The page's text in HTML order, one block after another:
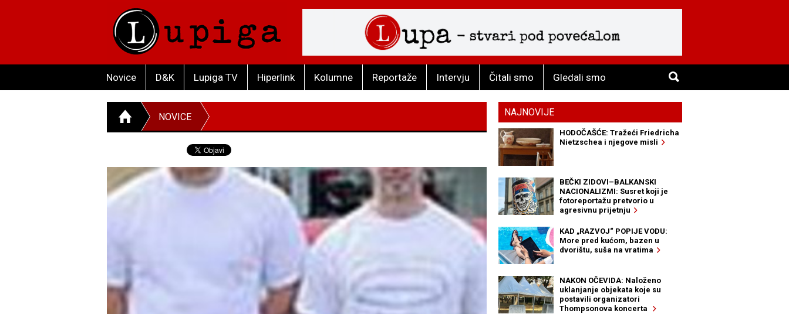
Novice D&K Lupiga TV Hiperlink Kolumne Reportaže Intervju Čitali smo Gledali smo
NOVICE NAJNOVIJE
HODOČAŠĆE: Tražeći Friedricha
Nietzschea i njegove misli
BEČKI ZIDOVI–BALKANSKI
NACIONALIZMI: Susret koji je
fotoreportažu pretvorio u
agresivnu prijetnju
KAD „RAZVOJ“ POPIJE VODU:
More pred kućom, bazen u
dvorištu, suša na vratima
NAKON OČEVIDA: Naloženo
uklanjanje objekata koje su
postavili organizatori
Thompsonova koncerta